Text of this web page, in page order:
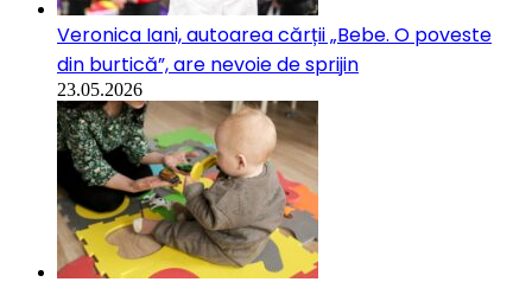
Veronica Iani, autoarea cărții „Bebe. O poveste
din burtică”, are nevoie de sprijin
23.05.2026